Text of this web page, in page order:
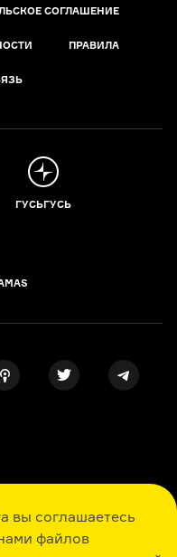
вы соглашаетесь
файлов
СОГЛАШЕНИЕ
ПРАВИЛА
ГУСЬГУСЬ